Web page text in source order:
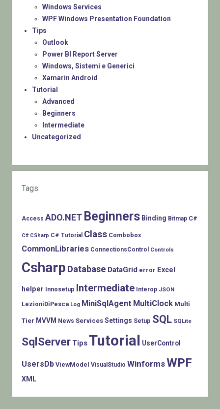
Windows Services
WPF Windows Presentation Foundation
Tips
Outlook
Power BI Report Server
Windows, Sistemi e Generici
Xamarin Android
Tutorial
Advanced
Beginners
Intermediate
Uncategorized
Tags
Access ADO.NET Beginners Binding Bitmap C#
C# CSharp C# Tutorial Class Combobox
CommonLibraries ConnectionsControl Controls
Csharp Database DataGrid error Excel
helper Innosetup Intermediate Interop JSON
LezioniDiPesca Log MiniSqlAgent MultiClock Multi
Tier MVVM News Services Settings Setup SQL SQLite
SqlServer TipsTutorial UserControl
UsersDb ViewModel VisualStudio WinformsWPF
XML